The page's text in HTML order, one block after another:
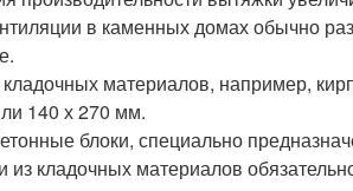
в каменных домах обычно
материалов, например,
140 х 270 мм.
блоки, специально
из кладочных материалов